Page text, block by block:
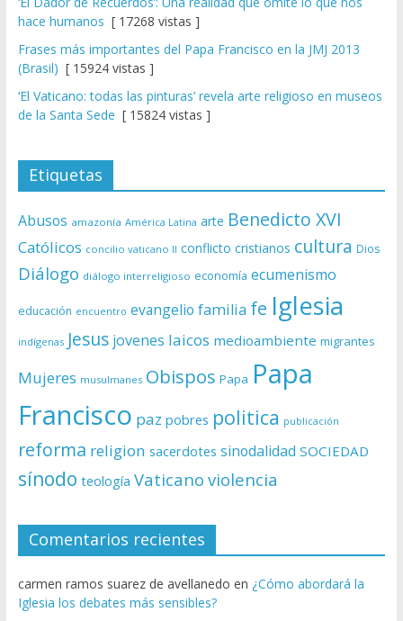
hace humanos [ 17268 vistas ]
Frases más importantes del Papa Francisco en la JMJ 2013
(Brasil) [ 15924 vistas ]
‘El Vaticano: todas las pinturas’ revela arte religioso en museos
de la Santa Sede [ 15824 vistas ]
Etiquetas
Abusos amazonía América Latina arte Benedicto XVI
Católicos concilio vaticano II conflicto cristianos cultura Dios
Diálogo diálogo interreligioso economía ecumenismo
educación encuentro evangelio familia fe Iglesia
indígenas Jesus jovenes laicos medioambiente migrantes
Mujeres musulmanes Obispos Papa Papa
Francisco paz pobres politica publicación
reforma religion sacerdotes sinodalidad SOCIEDAD
sínodo teología Vaticano violencia
Comentarios recientes
carmen ramos suarez de avellanedo en ¿Cómo abordará la
Iglesia los debates más sensibles?